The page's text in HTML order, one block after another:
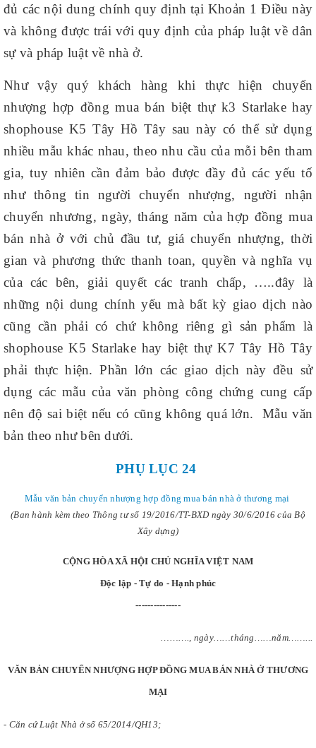
đủ các nội dung chính quy định tại Khoản 1 Điều này
và không được trái với quy định của pháp luật về dân
sự và pháp luật về nhà ở.
Như vậy quý khách hàng khi thực hiện chuyển
nhượng hợp đồng mua bán biệt thự k3 Starlake hay
shophouse K5 Tây Hồ Tây sau này có thể sử dụng
nhiều mẫu khác nhau, theo nhu cầu của mỗi bên tham
gia, tuy nhiên cần đảm bảo được đầy đủ các yếu tố
như thông tin người chuyển nhượng, người nhận
chuyển nhương, ngày, tháng năm của hợp đồng mua
bán nhà ở với chủ đầu tư, giá chuyển nhượng, thời
gian và phương thức thanh toan, quyền và nghĩa vụ
của các bên, giải quyết các tranh chấp, …..đây là
những nội dung chính yếu mà bất kỳ giao dịch nào
cũng cần phải có chứ không riêng gì sản phẩm là
shophouse K5 Starlake hay biệt thự K7 Tây Hồ Tây
phải thực hiện. Phần lớn các giao dịch này đều sử
dụng các mẫu của văn phòng công chứng cung cấp
nên độ sai biệt nếu có cũng không quá lớn. Mẫu văn
bản theo như bên dưới.
PHỤ LỤC 24
Mẫu văn bản chuyển nhượng hợp đồng mua bán nhà ở thương mại
(Ban hành kèm theo Thông tư số 19/2016/TT-BXD ngày 30/6/2016 của Bộ
Xây dựng)
CỘNG HÒA XÃ HỘI CHỦ NGHĨA VIỆT NAM
Độc lập - Tự do - Hạnh phúc
---------------
………., ngày……tháng……năm……...
VĂN BẢN CHUYỂN NHƯỢNG HỢP ĐỒNG MUA BÁN NHÀ Ở THƯƠNG
MẠI
- Căn cứ Luật Nhà ở số 65/2014/QH13;